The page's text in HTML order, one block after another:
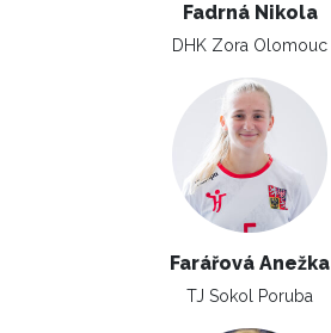
Fadrná Nikola
DHK Zora Olomouc
Farářová Anežka
TJ Sokol Poruba